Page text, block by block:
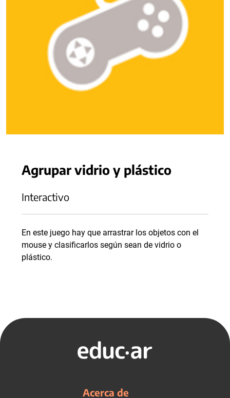
Agrupar vidrio y plástico
Interactivo
En este juego hay que arrastrar los objetos con el
mouse y clasificarlos según sean de vidrio o
plástico.
Acerca de